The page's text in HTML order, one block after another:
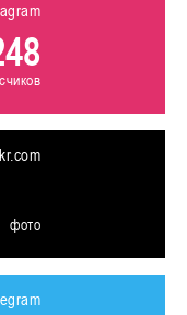
фото